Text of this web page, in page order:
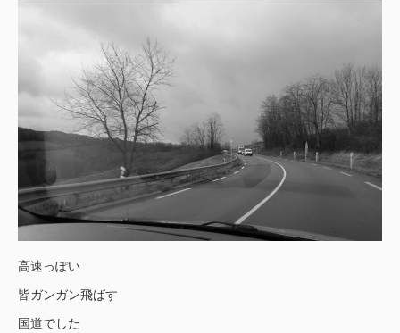
高速っぽい
皆ガンガン飛ばす
国道でした